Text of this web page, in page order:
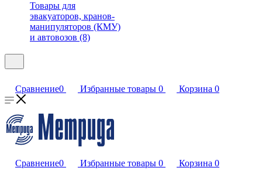
Товары для
эвакуаторов, кранов-
манипуляторов (КМУ)
и автовозов (8)
Сравнение0 Избранные товары 0 Корзина 0
Сравнение0 Избранные товары 0 Корзина 0